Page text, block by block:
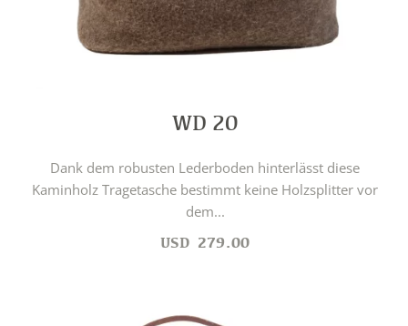
WD 20
Dank dem robusten Lederboden hinterlässt diese
Kaminholz Tragetasche bestimmt keine Holzsplitter vor
dem...
USD 279.00